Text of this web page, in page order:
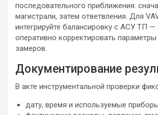
последовательного приближения:
магистрали, затем ответвления. Для
интегрируйте балансировку с АСУ ТП —
оперативно корректировать
замеров.
Документирование
В акте инструментальной проверки
дату, время и используемые